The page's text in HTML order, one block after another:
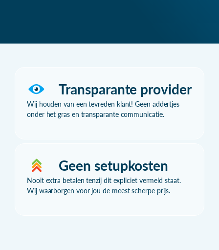
Transparante provider
Wij houden van een tevreden klant! Geen addertjes
onder het gras en transparante communicatie.
Geen setupkosten
Nooit extra betalen tenzij dit expliciet vermeld staat.
Wij waarborgen voor jou de meest scherpe prijs.